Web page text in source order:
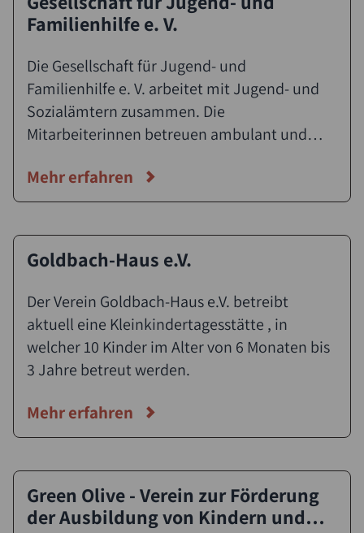
anbieten wollen. Gemeinsam mit den
Kindern und Jugendlichen gehen wir einen
Weg und unterstützen sie darin, Schritt für
Schritt ihre Beeinträchtigungen zu
überwinden, Rückstände aufzuholen,
Beziehungen zu knüpfen, den Alltag zu
Familienhilfe e. V.
Die Gesellschaft für Jugend- und
Familienhilfe e. V. arbeitet mit Jugend- und
Sozialämtern zusammen. Die
Mitarbeiterinnen betreuen ambulant und
Unsere Haupttätigkeitsfelder sind: - Beratung
von Familien - Sozialpädagogische
Familienrat
Mehr erfahren
Goldbach-Haus e.V.
Der Verein Goldbach-Haus e.V. betreibt
aktuell eine Kleinkindertagesstätte , in
welcher 10 Kinder im Alter von 6 Monaten bis
3 Jahre betreut werden.
Mehr erfahren
Green Olive - Verein zur Förderung
der Ausbildung von Kindern und